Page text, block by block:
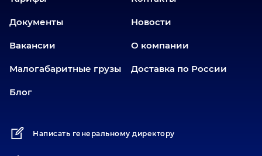
Златоуст
Иваново
Иркутск
Калининград
Карабаш
Документы Новости
Вакансии О компании
Малогабаритные грузы Доставка по России
Блог
Написать генеральному директору